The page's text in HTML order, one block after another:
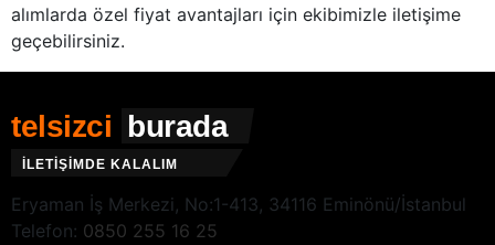
alımlarda özel fiyat avantajları için ekibimizle iletişime
geçebilirsiniz.
telsizci burada
İLETİŞİMDE KALALIM
Eryaman İş Merkezi, No:1-413, 34116 Eminönü/İstanbul
Telefon: 0850 255 16 25